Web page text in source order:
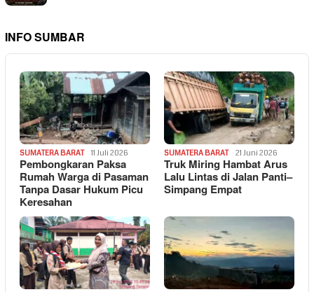
INFO SUMBAR
SUMATERA BARAT 11 Juli 2026
Pembongkaran Paksa
Rumah Warga di Pasaman
Tanpa Dasar Hukum Picu
Keresahan
SUMATERA BARAT 21 Juni 2026
Truk Miring Hambat Arus
Lalu Lintas di Jalan Panti–
Simpang Empat